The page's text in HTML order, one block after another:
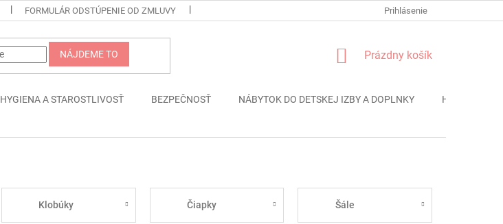
FORMULÁR ODSTÚPENIE OD ZMLUVY PODMIENKY OCHRANY OSOBNÝCH
Prihlásenie
NÁJDEME TO
NÁKUPNÝ
Prázdny košík
HYGIENA A STAROSTLIVOSŤ BEZPEČNOSŤ NÁBYTOK DO DETSKEJ IZBY A DOPLNKY HRAČKY
Klobúky Čiapky Šále